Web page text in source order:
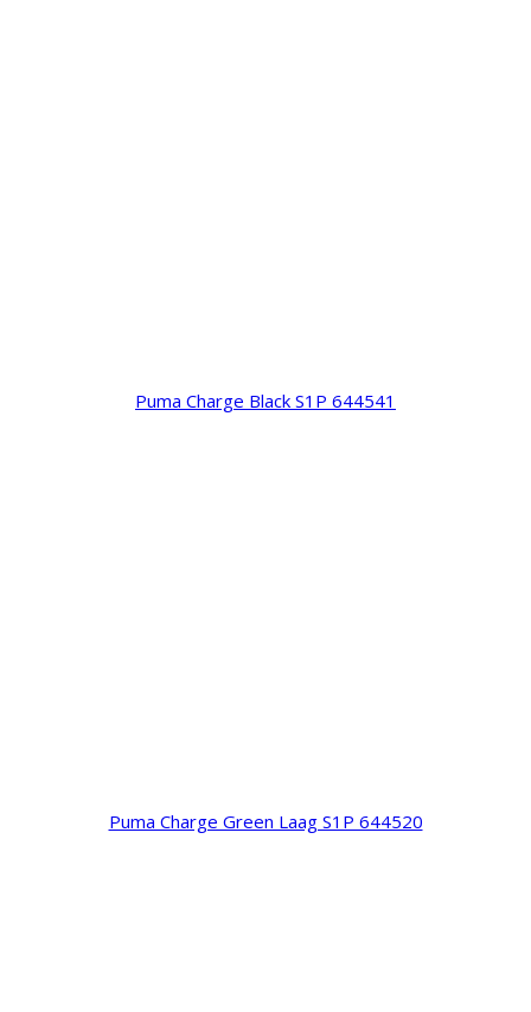
Puma Charge Black S1P 644541
Puma Charge Green Laag S1P 644520